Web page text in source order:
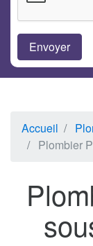
Accueil
Plombier